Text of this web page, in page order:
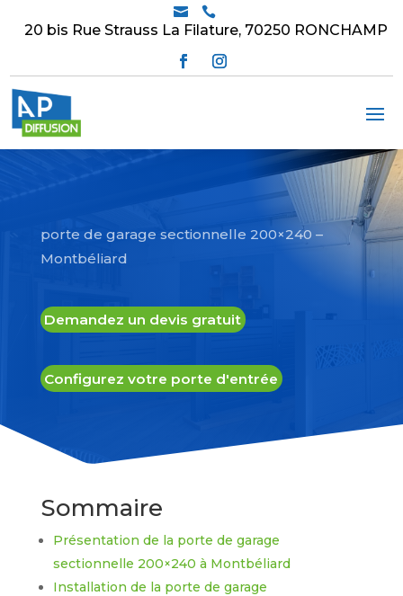
 
20 bis Rue Strauss La Filature, 70250 RONCHAMP
porte de garage sectionnelle 200×240 –
Montbéliard
Demandez un devis gratuit
Configurez votre porte d'entrée
Sommaire
Présentation de la porte de garage
sectionnelle 200×240 à Montbéliard
Installation de la porte de garage